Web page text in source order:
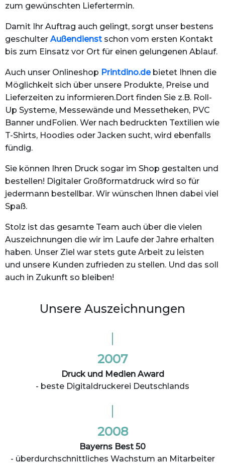
zum gewünschten Liefertermin.
Damit Ihr Auftrag auch gelingt, sorgt unser bestens
geschulter Außendienst schon vom ersten Kontakt
bis zum Einsatz vor Ort für einen gelungenen Ablauf.
Auch unser Onlineshop Printdino.debietet Ihnen die
Möglichkeit sich über unsere Produkte, Preise und
Lieferzeiten zu informieren.Dort finden Sie z.B. Roll-
Up Systeme, Messewände und Messetheken, PVC
Banner undFolien. Wer nach bedruckten Textilien wie
T-Shirts, Hoodies oder Jacken sucht, wird ebenfalls
fündig.
Sie können Ihren Druck sogar im Shop gestalten und
bestellen! Digitaler Großformatdruck wird so für
jedermann bestellbar. Wir wünschen Ihnen dabei viel
Spaß.
Stolz ist das gesamte Team auch über die vielen
Auszeichnungen die wir im Laufe der Jahre erhalten
haben. Unser Ziel war stets gute Arbeit zu leisten
und unsere Kunden zufrieden zu stellen. Und das soll
auch in Zukunft so bleiben!
Unsere Auszeichnungen
2007
Druck und Medien Award
- beste Digitaldruckerei Deutschlands
2008
Bayerns Best 50
- überdurchschnittliches Wachstum an Mitarbeiter